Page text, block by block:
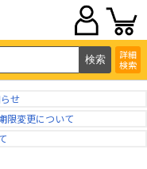
詳細
検索
せ
限変更について